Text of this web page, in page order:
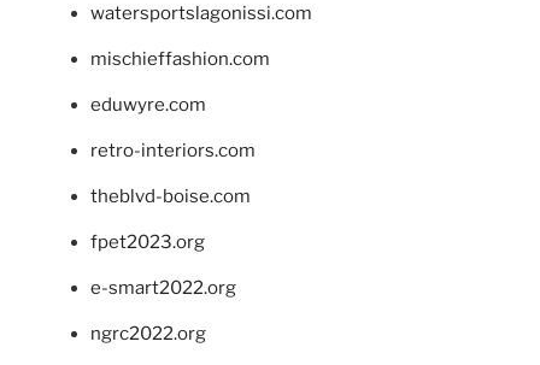
watersportslagonissi.com
mischieffashion.com
eduwyre.com
retro-interiors.com
theblvd-boise.com
fpet2023.org
e-smart2022.org
ngrc2022.org